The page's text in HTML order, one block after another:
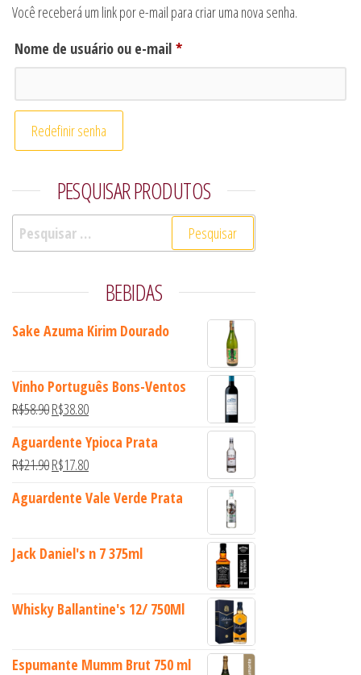
Você receberá um link por e-mail para criar uma nova senha.
Nome de usuário ou e-mail *Obrigatório
Redefinir senha
PESQUISAR PRODUTOS
Pesquisar por:
BEBIDAS
Sake Azuma Kirim Dourado
Vinho Português Bons-Ventos
R$58.90O preço original era: R$58.90.
R$38.80O preço atual é: R$38.80.
Aguardente Ypioca Prata
R$21.90O preço original era: R$21.90.
R$17.80O preço atual é: R$17.80.
Aguardente Vale Verde Prata
Jack Daniel's n 7 375ml
Whisky Ballantine's 12/ 750Ml
Espumante Mumm Brut 750 ml